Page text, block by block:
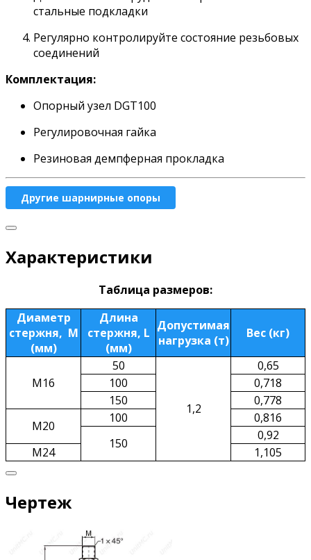
стальные подкладки
Регулярно контролируйте состояние резьбовых
соединений
Комплектация:
Опорный узел DGT100
Регулировочная гайка
Резиновая демпферная прокладка
Другие шарнирные опоры
Характеристики
Таблица размеров:
Диаметр
стержня, М
(мм)
Длина
стержня, L
(мм)
Допустимая
нагрузка (т)
Вес (кг)
М16
50
1,2
0,65
100
0,718
150
0,778
М20
100
0,816
150
0,92
М24
1,105
Чертеж